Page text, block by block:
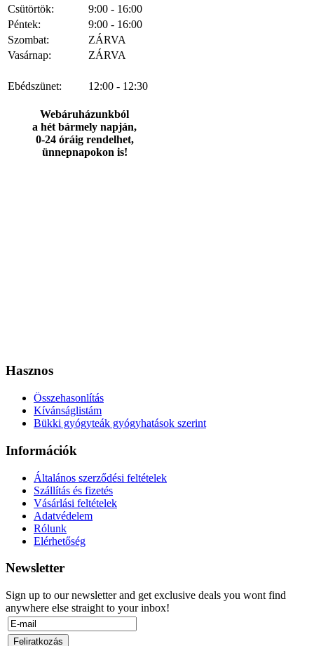
Csütörtök:
9:00 - 16:00
Péntek:
9:00 - 16:00
Szombat:
ZÁRVA
Vasárnap:
ZÁRVA
Ebédszünet: 12:00 - 12:30
Webáruházunkból
a hét bármely napján,
0-24 óráig rendelhet,
ünnepnapokon is!
Hasznos
Összehasonlítás
Kívánságlistám
Bükki gyógyteák gyógyhatások szerint
Információk
Általános szerződési feltételek
Szállítás és fizetés
Vásárlási feltételek
Adatvédelem
Rólunk
Elérhetőség
Newsletter
Sign up to our newsletter and get exclusive deals you wont find
anywhere else straight to your inbox!